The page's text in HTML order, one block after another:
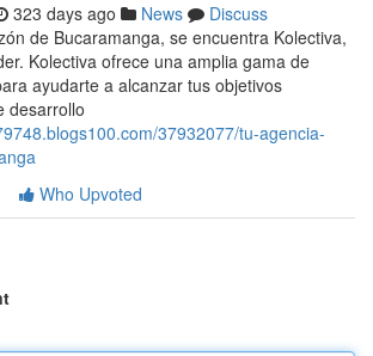
323 days ago News
Discuss
de Bucaramanga, se encuentra Kolectiva,
Kolectiva ofrece una amplia gama de
ayudarte a alcanzar tus objetivos
desarrollo
37932077/tu-agencia-
Who Upvoted